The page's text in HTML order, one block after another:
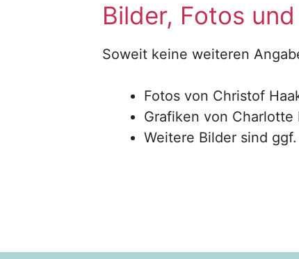
Bilder, Fotos
Soweit keine weiteren
Fotos von Christof
Grafiken von Charlotte
Weitere Bilder sind